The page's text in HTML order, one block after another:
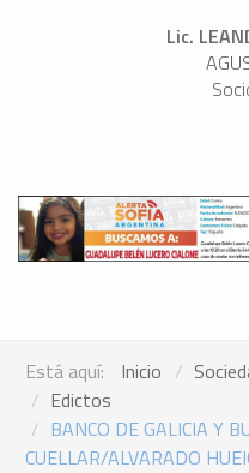
Lic.
Está aquí: Inicio
Edictos
BANCO DE GALICIA Y
CUELLAR/ALVARADO